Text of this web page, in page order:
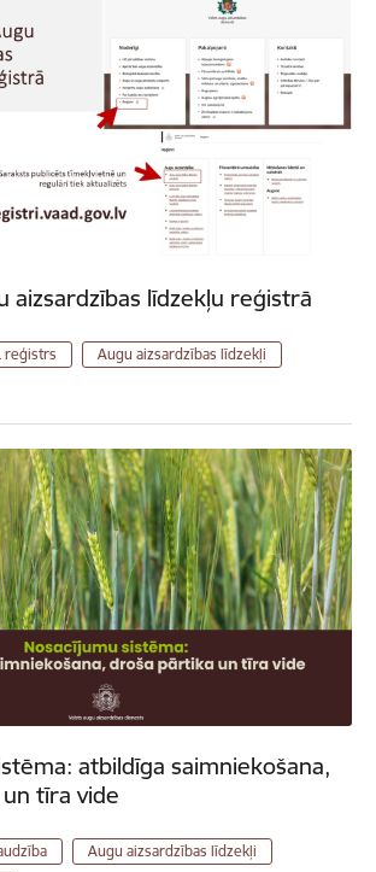
aizsardzības līdzekļu reģistrā
reģistrs
Augu aizsardzības līdzekļi
atbildīga saimniekošana,
tīra vide
Augu aizsardzības līdzekļi